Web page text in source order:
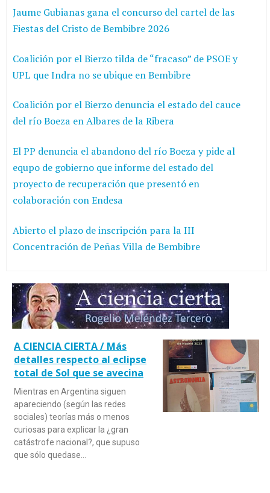
Jaume Gubianas gana el concurso del cartel de las
Fiestas del Cristo de Bembibre 2026
Coalición por el Bierzo tilda de “fracaso” de PSOE y
UPL que Indra no se ubique en Bembibre
Coalición por el Bierzo denuncia el estado del cauce
del río Boeza en Albares de la Ribera
El PP denuncia el abandono del río Boeza y pide al
equpo de gobierno que informe del estado del
proyecto de recuperación que presentó en
colaboración con Endesa
Abierto el plazo de inscripción para la III
Concentración de Peñas Villa de Bembibre
A CIENCIA CIERTA / Más
detalles respecto al eclipse
total de Sol que se avecina
Mientras en Argentina siguen
apareciendo (según las redes
sociales) teorías más o menos
curiosas para explicar la ¿gran
catástrofe nacional?, que supuso
que sólo quedase…